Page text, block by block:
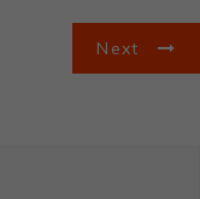
Next